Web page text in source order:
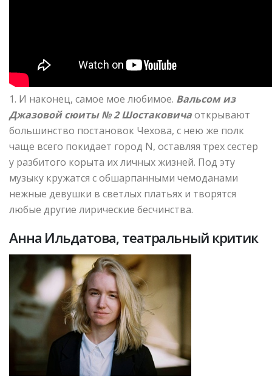
1. И наконец, самое мое любимое. Вальсом из
Джазовой сюиты № 2 Шостаковичаоткрывают
большинство постановок Чехова, с нею же полк
чаще всего покидает город N, оставляя трех сестер
у разбитого корыта их личных жизней. Под эту
музыку кружатся с обшарпанными чемоданами
нежные девушки в светлых платьях и творятся
любые другие лирические бесчинства.
Анна Ильдатова, театральный критик